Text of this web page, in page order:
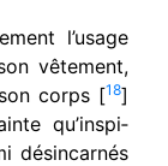
l’usage
vêtement,
corps [18]
qu’inspi­
désincarnés